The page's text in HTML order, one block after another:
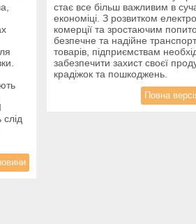
стає все більш важливим в
економіці. З розвитком
комерції та зростаючим
безпечне та надійне
товарів, підприємствам
забезпечити захист своєї
крадіжок та пошкоджень.
Повна